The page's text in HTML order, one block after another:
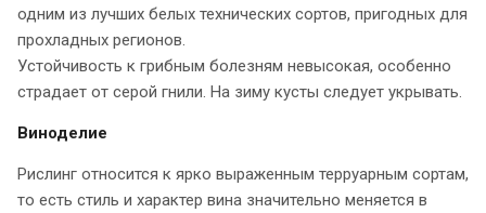
одним из лучших белых технических сортов, пригодных для
прохладных регионов.
Устойчивость к грибным болезням невысокая, особенно
страдает от серой гнили. На зиму кусты следует укрывать.
Виноделие
Рислинг относится к ярко выраженным терруарным сортам,
то есть стиль и характер вина значительно меняется в